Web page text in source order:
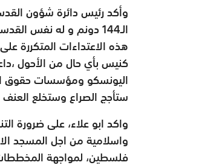
وأكد رئيس دائرة شؤون
الـ144 دونم و له نفس
هذه الاعتداءات المتكررة
كنيس بأي حال من الأحول
اليونسكو ومؤسسات حقوق
ستأجج الصراع وستخلع
واكد ابو علاء، على ضرورة
واسلامية من اجل المسجد
فلسطين، لمواجهة المخططات